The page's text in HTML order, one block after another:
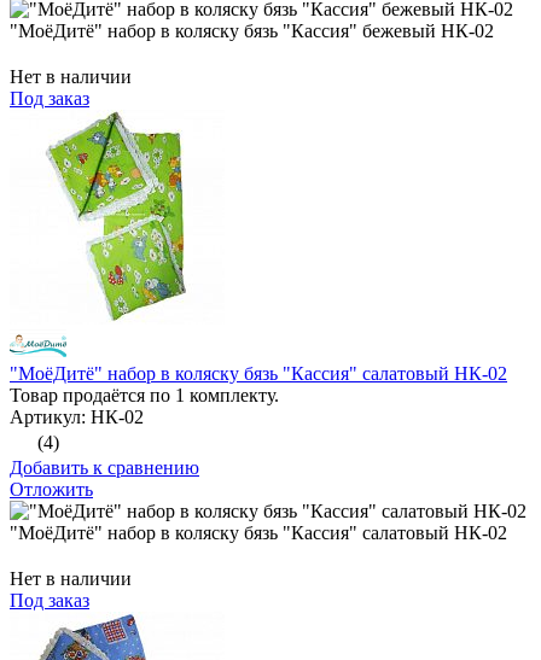
"МоёДитё" набор в коляску бязь "Кассия" бежевый НК-02
Нет в наличии
Под заказ
"МоёДитё" набор в коляску бязь "Кассия" салатовый НК-02
Товар продаётся по 1 комплекту.
Артикул: НК-02
(4)
Добавить к сравнению
Отложить
"МоёДитё" набор в коляску бязь "Кассия" салатовый НК-02
Нет в наличии
Под заказ